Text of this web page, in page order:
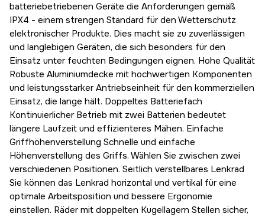
batteriebetriebenen Geräte die Anforderungen gemäß
IPX4 - einem strengen Standard für den Wetterschutz
elektronischer Produkte. Dies macht sie zu zuverlässigen
und langlebigen Geräten, die sich besonders für den
Einsatz unter feuchten Bedingungen eignen. Hohe Qualität
Robuste Aluminiumdecke mit hochwertigen Komponenten
und leistungsstarker Antriebseinheit für den kommerziellen
Einsatz, die lange hält. Doppeltes Batteriefach
Kontinuierlicher Betrieb mit zwei Batterien bedeutet
längere Laufzeit und effizienteres Mähen. Einfache
Griffhöhenverstellung Schnelle und einfache
Höhenverstellung des Griffs. Wählen Sie zwischen zwei
verschiedenen Positionen. Seitlich verstellbares Lenkrad
Sie können das Lenkrad horizontal und vertikal für eine
optimale Arbeitsposition und bessere Ergonomie
einstellen. Räder mit doppelten Kugellagern Stellen sicher,